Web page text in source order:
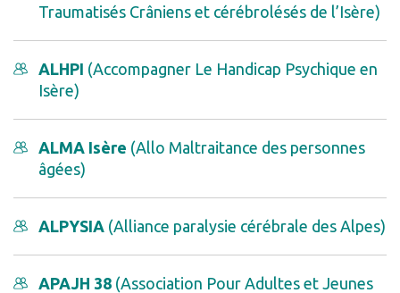
Traumatisés Crâniens et cérébrolésés de l’Isère)
ALHPI (Accompagner Le Handicap Psychique en
Isère)
ALMA Isère (Allo Maltraitance des personnes
âgées)
ALPYSIA (Alliance paralysie cérébrale des Alpes)
APAJH 38 (Association Pour Adultes et Jeunes